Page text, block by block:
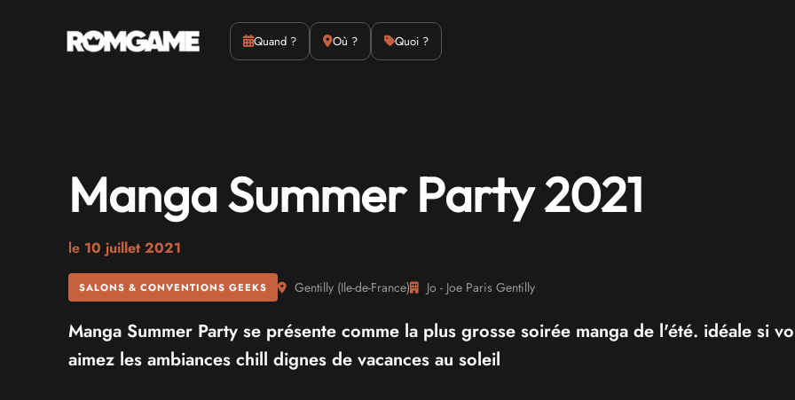
Quand ? Où ? Quoi ?
Actus Culture Emulation
Manga Summer Party 2021
le 10 juillet 2021
SALONS & CONVENTIONS GEEKS Gentilly(Ile-de-France) Jo - Joe Paris Gentilly
Manga Summer Party se présente comme la plus grosse soirée manga de l'été. idéale si
aimez les ambiances chill dignes de vacances au soleil